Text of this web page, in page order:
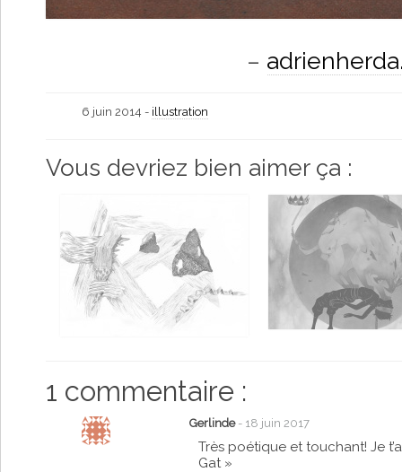
–
6 juin 2014 - illustration
Vous devriez bien aimer ça :
1 commentaire :
Gerlinde - 18 juin 2017
Très poétique et touchant! Je
Gat »